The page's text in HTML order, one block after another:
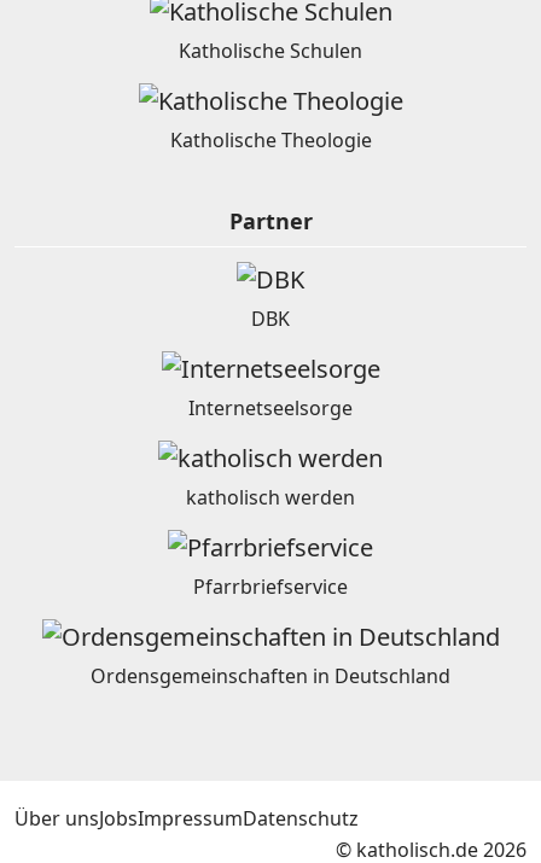
Katholische Schulen
Katholische Theologie
Partner
DBK
Internetseelsorge
katholisch werden
Pfarrbriefservice
Ordensgemeinschaften in Deutschland
Über unsJobsImpressumDatenschutz
© katholisch.de 2026